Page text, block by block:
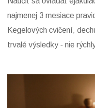
najmenej 3 mesiace
Kegelových cvičení,
trvalé výsledky - nie